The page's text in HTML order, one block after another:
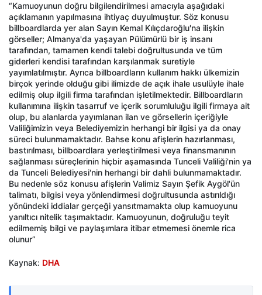
“Kamuoyunun doğru bilgilendirilmesi amacıyla aşağıdaki
açıklamanın yapılmasına ihtiyaç duyulmuştur. Söz konusu
billboardlarda yer alan Sayın Kemal Kılıçdaroğlu'na ilişkin
görseller; Almanya'da yaşayan Pülümürlü bir iş insanı
tarafından, tamamen kendi talebi doğrultusunda ve tüm
giderleri kendisi tarafından karşılanmak suretiyle
yayımlatılmıştır. Ayrıca billboardların kullanım hakkı ülkemizin
birçok yerinde olduğu gibi ilimizde de açık ihale usulüyle ihale
edilmiş olup ilgili firma tarafından işletilmektedir. Billboardların
kullanımına ilişkin tasarruf ve içerik sorumluluğu ilgili firmaya ait
olup, bu alanlarda yayımlanan ilan ve görsellerin içeriğiyle
Valiliğimizin veya Belediyemizin herhangi bir ilgisi ya da onay
süreci bulunmamaktadır. Bahse konu afişlerin hazırlanması,
bastırılması, billboardlara yerleştirilmesi veya finansmanının
sağlanması süreçlerinin hiçbir aşamasında Tunceli Valiliği'nin ya
da Tunceli Belediyesi'nin herhangi bir dahli bulunmamaktadır.
Bu nedenle söz konusu afişlerin Valimiz Sayın Şefik Aygöl'ün
talimatı, bilgisi veya yönlendirmesi doğrultusunda astırıldığı
yönündeki iddialar gerçeği yansıtmamakta olup kamuoyunu
yanıltıcı nitelik taşımaktadır. Kamuoyunun, doğruluğu teyit
edilmemiş bilgi ve paylaşımlara itibar etmemesi önemle rica
olunur”
Kaynak: DHA